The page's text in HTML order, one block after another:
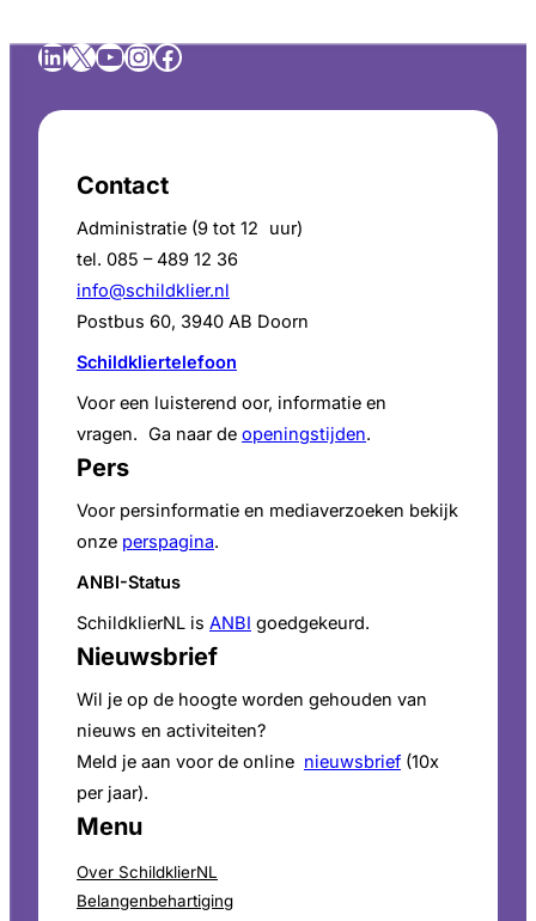
LinkedIn
X YouTube
Instagram
Facebook
Contact
Administratie (9 tot 12 uur)
tel. 085 – 489 12 36
info@schildklier.nl
Postbus 60, 3940 AB Doorn
Schildkliertelefoon
Voor een luisterend oor, informatie en
vragen. Ga naar de openingstijden.
Pers
Voor persinformatie en mediaverzoeken bekijk
onze perspagina.
ANBI-Status
SchildklierNL is ANBI goedgekeurd.
Nieuwsbrief
Wil je op de hoogte worden gehouden van
nieuws en activiteiten?
Meld je aan voor de online nieuwsbrief (10x
per jaar).
Menu
Over SchildklierNL
Belangenbehartiging